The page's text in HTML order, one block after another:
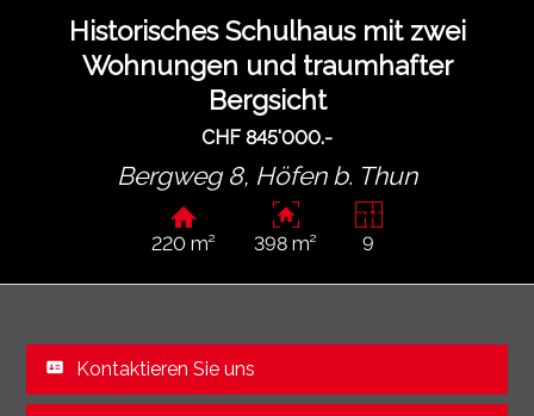
Historisches Schulhaus mit zwei
Wohnungen und traumhafter
Bergsicht
CHF 845'000.-
Bergweg 8, Höfen b. Thun
220 m² 398 m² 9
Kontaktieren Sie uns